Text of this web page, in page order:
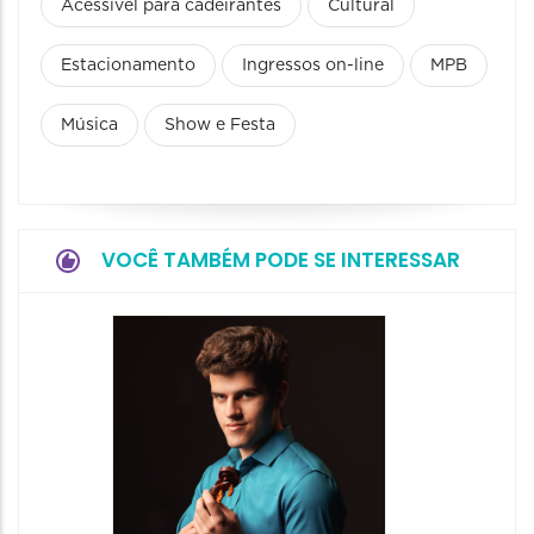
Acessível para cadeirantes Cultural
Estacionamento Ingressos on-line MPB
Música Show e Festa
VOCÊ TAMBÉM PODE SE INTERESSAR